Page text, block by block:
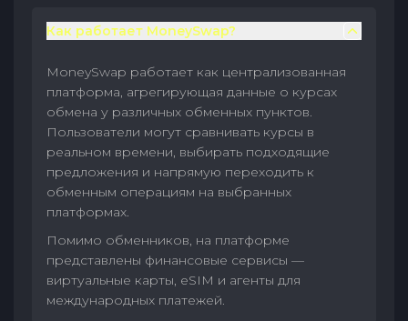
Как работает MoneySwap?
MoneySwap работает как централизованная
платформа, агрегирующая данные о курсах
обмена у различных обменных пунктов.
Пользователи могут сравнивать курсы в
реальном времени, выбирать подходящие
предложения и напрямую переходить к
обменным операциям на выбранных
платформах.
Помимо обменников, на платформе
представлены финансовые сервисы —
виртуальные карты, eSIM и агенты для
международных платежей.